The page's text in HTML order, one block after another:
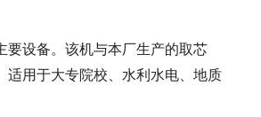
要设备。该机与本厂生产的取芯
适用于大专院校、水利水电、地质